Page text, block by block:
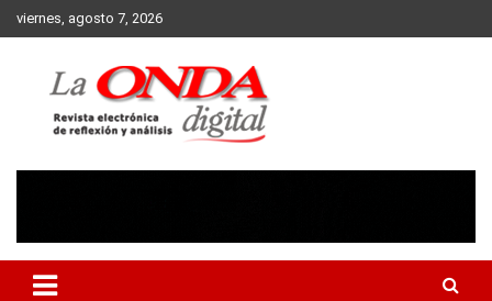
Skip
to
viernes, agosto 7, 2026